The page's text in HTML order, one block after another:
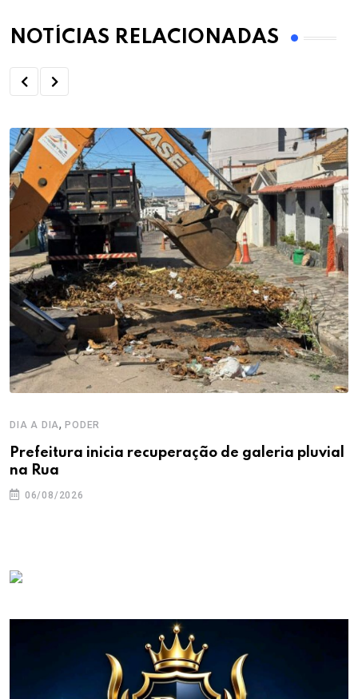
NOTÍCIAS RELACIONADAS
DIA A DIA,PODER
Prefeitura inicia recuperação de galeria pluvial
na Rua
06/08/2026